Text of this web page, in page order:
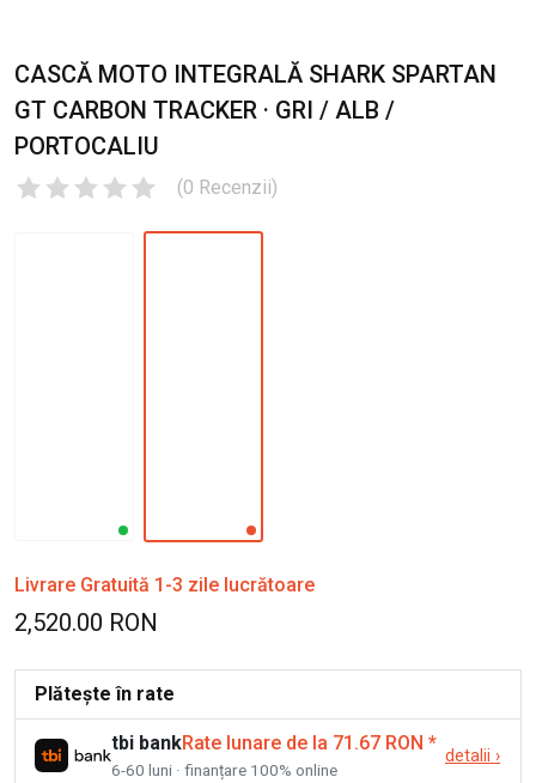
CASCĂ MOTO INTEGRALĂ SHARK SPARTAN
GT CARBON TRACKER · GRI / ALB /
PORTOCALIU
(0 Recenzii)
Livrare Gratuită 1-3 zile lucrătoare
2,520.00 RON
Plătește în rate
tbi bankRate lunare de la 71.67 RON *
6-60 luni · finanțare 100% online
detalii ›